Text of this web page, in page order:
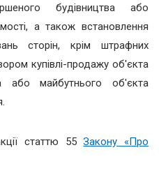
будівництва або
а також встановлення
сторін, крім штрафних
купівлі-продажу об'єкта
або майбутнього об'єкта
статтю 55Закону «Про